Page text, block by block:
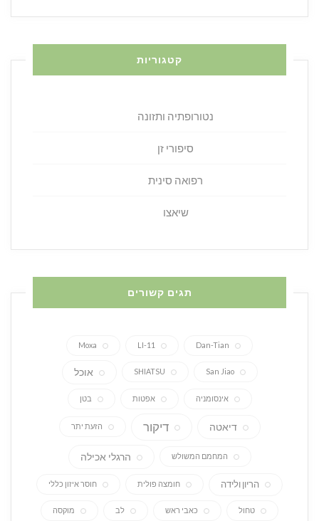
קטגוריות
נטורופתיה ותזונה
סיפורי זן
רפואה סינית
שיאצו
תגים קשורים
Dan-Tian
LI-11
Moxa
San Jiao
SHIATSU אוכל
אינסומניה אפטות בטן
דיאטה דיקור הזעת יתר
המחמם המשולש הרגלי אכילה
הריון ולידה חומצה פולית חוסר איזון כללי
טחול כאבי ראש לב מוקסה